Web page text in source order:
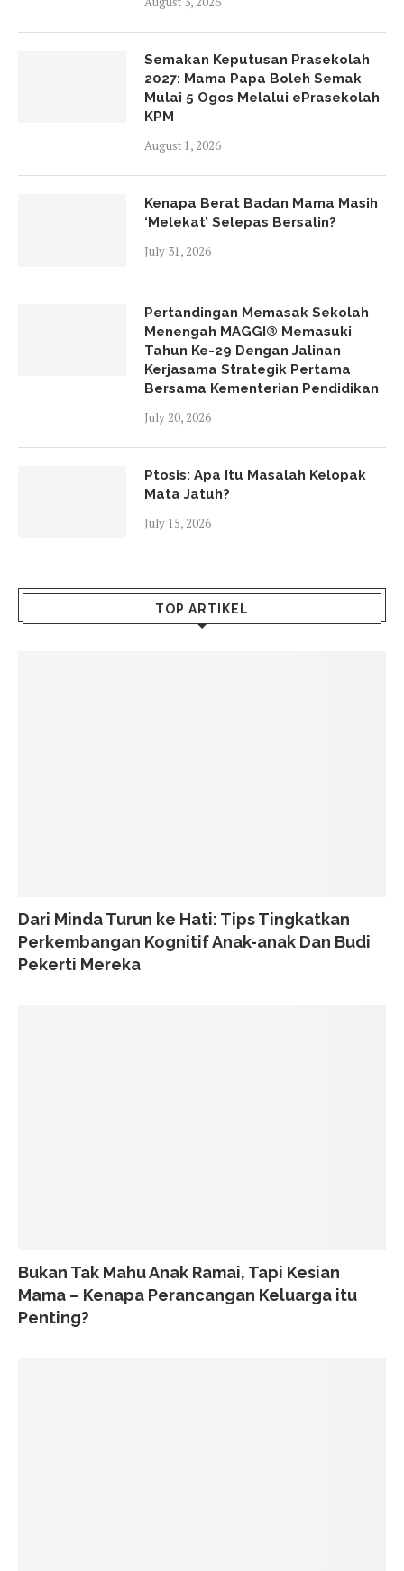
Semakan Keputusan Prasekolah
2027: Mama Papa Boleh Semak
Mulai 5 Ogos Melalui ePrasekolah
KPM
August 1, 2026
Kenapa Berat Badan Mama Masih
‘Melekat’ Selepas Bersalin?
July 31, 2026
Pertandingan Memasak Sekolah
Menengah MAGGI® Memasuki
Tahun Ke-29 Dengan Jalinan
Kerjasama Strategik Pertama
Bersama Kementerian Pendidikan
July 20, 2026
Ptosis: Apa Itu Masalah Kelopak
Mata Jatuh?
July 15, 2026
TOP ARTIKEL
Dari Minda Turun ke Hati: Tips Tingkatkan
Perkembangan Kognitif Anak-anak Dan Budi
Pekerti Mereka
Bukan Tak Mahu Anak Ramai, Tapi Kesian
Mama – Kenapa Perancangan Keluarga itu
Penting?